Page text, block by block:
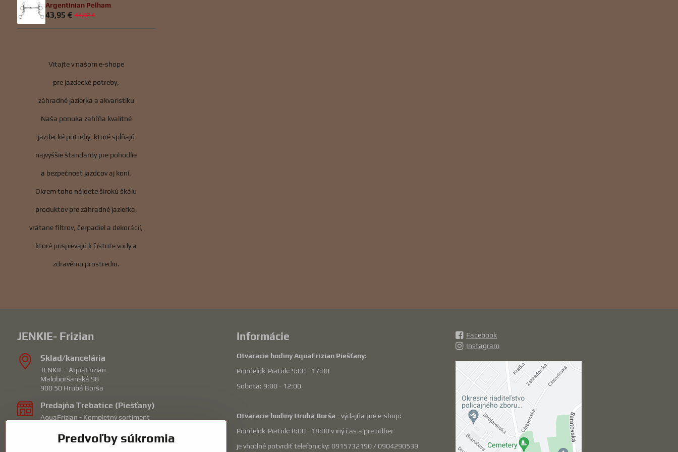
Argentinian Pelham
43,95 € 44,02 €
Vitajte v našom e-shope
pre jazdecké potreby,
záhradné jazierka a akvaristiku
Naša ponuka zahŕňa kvalitné
jazdecké potreby, ktoré spĺňajú
najvyššie štandardy pre pohodlie
a bezpečnosť jazdcov aj koní.
Okrem toho nájdete širokú škálu
produktov pre záhradné jazierka,
vrátane filtrov, čerpadiel a dekorácií,
ktoré prispievajú k čistote vody a
zdravému prostrediu.
JENKIE- Frizian
Sklad/kancelária
JENKIE - AquaFrizian
Maloboršanská 98
900 50 Hrubá Borša
Predajňa Trebatice (Piešťany)
AquaFrizian - Kompletný sortiment
92210 Trebatice
mail: piestany@frizian.sk
Informácie
Otváracie hodiny AquaFrizian Piešťany:
Pondelok-Piatok: 9:00 - 17:00
Sobota: 9:00 - 12:00
Otváracie hodiny Hrubá Borša - výdajňa pre e-shop:
Pondelok-Piatok: 8:00 - 18:00 v iný čas a pre odber
je vhodné potvrdiť telefonicky: 0915732190 / 0904290539
Facebook
Instagram
Externý obsah je
blokovaný Voľbami
súkromia
Prajete si načítať externý obsah?
Predvoľby súkromia